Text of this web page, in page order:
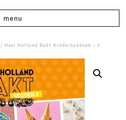
/ Heel Holland Bakt Kinderbakboek – 3